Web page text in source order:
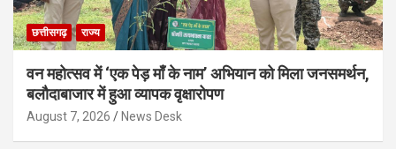
छत्तीसगढ़ राज्य
वन महोत्सव में ‘एक पेड़ माँ के नाम’ अभियान को मिला जनसमर्थन,
बलौदाबाजार में हुआ व्यापक वृक्षारोपण
August 7, 2026 News Desk